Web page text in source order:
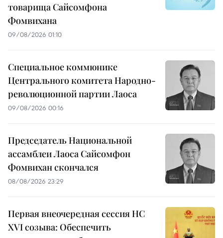
товарища Сайсомфона
Фомвихана
09/08/2026 01:10
Специальное коммюнике
Центрального комитета Народно-
революционной партии Лаоса
09/08/2026 00:16
Председатель Национальной
ассамблеи Лаоса Сайсомфон
Фомвихан скончался
08/08/2026 23:29
Первая внеочередная сессия НС
XVI созыва: Обеспечить